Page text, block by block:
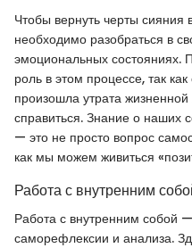
Чтобы вернуть черты сияния
необходимо разобраться в
эмоциональных состояниях.
роль в этом процессе, так
произошла утрата
справиться. Знание о наших
— это не просто вопрос
как мы можем живиться
Работа с внутренним
Работа с внутренним собой
саморефлексии и анализа.